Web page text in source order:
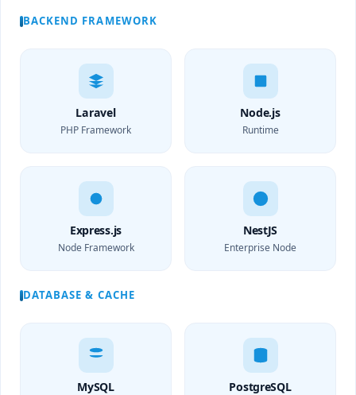
BACKEND FRAMEWORK
Laravel
PHP Framework
Node.js
Runtime
Express.js
Node Framework
NestJS
Enterprise Node
DATABASE & CACHE
MySQL PostgreSQL